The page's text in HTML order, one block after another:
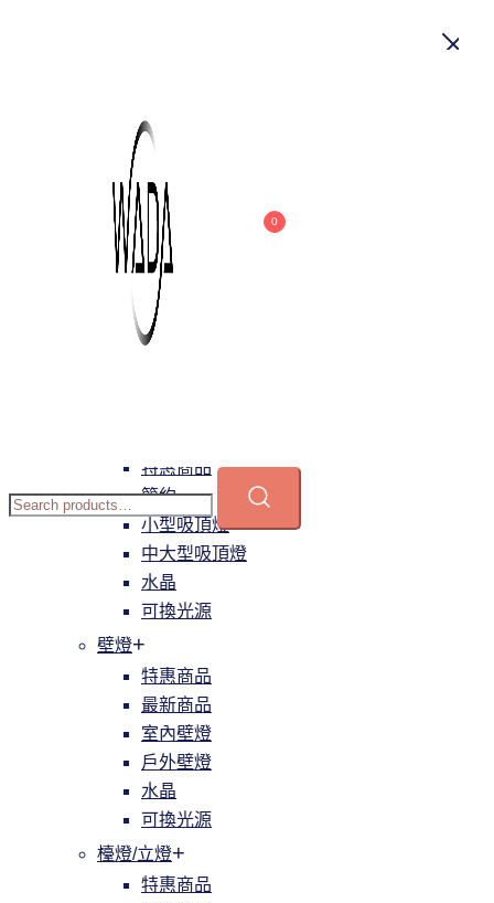
0
吊燈
特惠商品
小型吊燈
中大型吊燈
長形吊燈
特惠商品
簡約
小型吸頂燈
中大型吸頂燈
水晶
可換光源
壁燈
特惠商品
最新商品
室內壁燈
戶外壁燈
水晶
可換光源
檯燈/立燈
特惠商品